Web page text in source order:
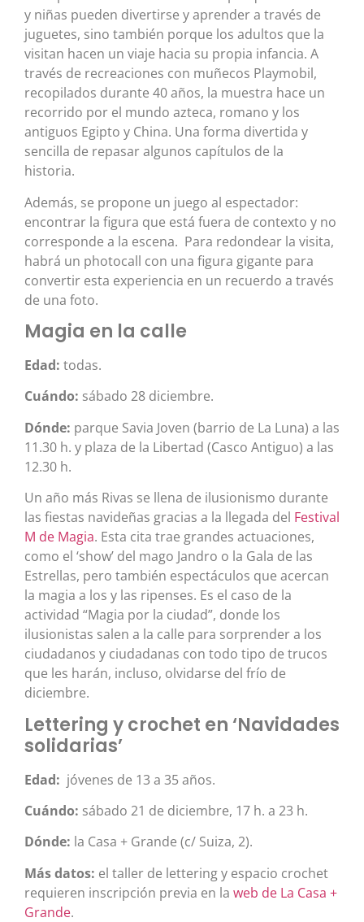
y niñas pueden divertirse y aprender a través de
juguetes, sino también porque los adultos que la
visitan hacen un viaje hacia su propia infancia. A
través de recreaciones con muñecos Playmobil,
recopilados durante 40 años, la muestra hace un
recorrido por el mundo azteca, romano y los
antiguos Egipto y China. Una forma divertida y
sencilla de repasar algunos capítulos de la
historia.
Además, se propone un juego al espectador:
encontrar la figura que está fuera de contexto y no
corresponde a la escena. Para redondear la visita,
habrá un photocall con una figura gigante para
convertir esta experiencia en un recuerdo a través
de una foto.
Magia en la calle
Edad: todas.
Cuándo: sábado 28 diciembre.
Dónde: parque Savia Joven (barrio de La Luna) a las
11.30 h. y plaza de la Libertad (Casco Antiguo) a las
12.30 h.
Un año más Rivas se llena de ilusionismo durante
las fiestas navideñas gracias a la llegada del Festival
M de Magia. Esta cita trae grandes actuaciones,
como el ‘show’ del mago Jandro o la Gala de las
Estrellas, pero también espectáculos que acercan
la magia a los y las ripenses. Es el caso de la
actividad “Magia por la ciudad”, donde los
ilusionistas salen a la calle para sorprender a los
ciudadanos y ciudadanas con todo tipo de trucos
que les harán, incluso, olvidarse del frío de
diciembre.
Lettering y crochet en ‘Navidades
solidarias’
Edad: jóvenes de 13 a 35 años.
Cuándo: sábado 21 de diciembre, 17 h. a 23 h.
Dónde: la Casa + Grande (c/ Suiza, 2).
Más datos: el taller de lettering y espacio crochet
requieren inscripción previa en la web de La Casa +
Grande.